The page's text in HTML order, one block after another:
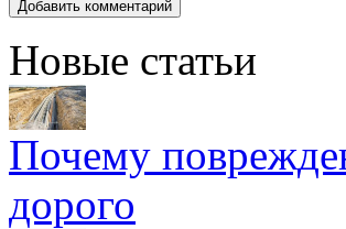
Новые статьи
Почему
дорого